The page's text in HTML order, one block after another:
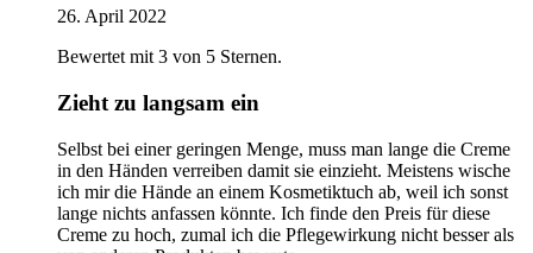
26. April 2022
Bewertet mit 3 von 5 Sternen.
Zieht zu langsam ein
Selbst bei einer geringen Menge, muss man lange die Creme
in den Händen verreiben damit sie einzieht. Meistens wische
ich mir die Hände an einem Kosmetiktuch ab, weil ich sonst
lange nichts anfassen könnte. Ich finde den Preis für diese
Creme zu hoch, zumal ich die Pflegewirkung nicht besser als